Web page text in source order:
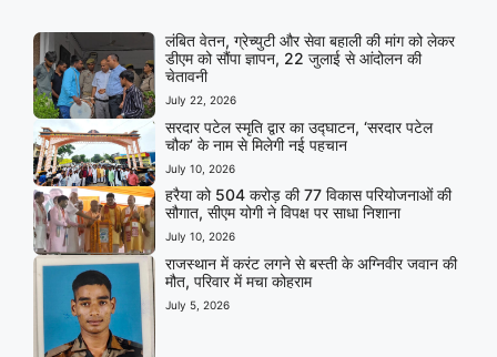
लंबित वेतन, ग्रेच्युटी और सेवा बहाली की मांग को लेकर
डीएम को सौंपा ज्ञापन, 22 जुलाई से आंदोलन की
चेतावनी
July 22, 2026
सरदार पटेल स्मृति द्वार का उद्घाटन, ‘सरदार पटेल
चौक’ के नाम से मिलेगी नई पहचान
July 10, 2026
हरैया को 504 करोड़ की 77 विकास परियोजनाओं की
सौगात, सीएम योगी ने विपक्ष पर साधा निशाना
July 10, 2026
राजस्थान में करंट लगने से बस्ती के अग्निवीर जवान की
मौत, परिवार में मचा कोहराम
July 5, 2026